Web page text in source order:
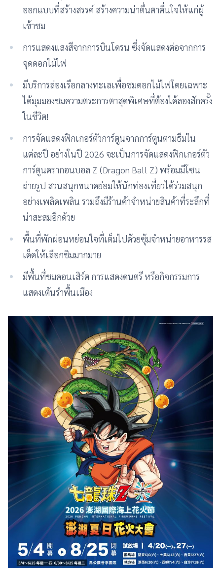
ออกแบบที่สร้างสรรค์ สร้างความน่าตื่นตาตื่นใจให้แก่ผู้
เข้าชม
การแสดงแสงสีจากการบินโดรน ซึ่งจัดแสดงต่อจากการ
จุดดอกไม้ไฟ
มีบริการล่องเรือกลางทะเลเพื่อชมดอกไม้ไฟโดยเฉพาะ
ได้มุมมองชมความตระการตาสุดพิเศษที่ต้องได้ลองสักครั้ง
ในชีวิต!
การจัดแสดงฟิกเกอร์ตัวการ์ตูนจากการ์ตูนตามธีมใน
แต่ละปี อย่างในปี 2026 จะเป็นการจัดแสดงฟิกเกอร์ตัว
การ์ตูนดรากอนบอล Z (Dragon Ball Z) พร้อมมีโซน
ถ่ายรูป สวนสนุกขนาดย่อมให้นักท่องเที่ยวได้ร่วมสนุก
อย่างเพลิดเพลิน รวมถึงมีร้านค้าจำหน่ายสินค้าที่ระลึกที่
น่าสะสมอีกด้วย
พื้นที่พักผ่อนหย่อนใจที่เต็มไปด้วยซุ้มจำหน่ายอาหารรส
เด็ดให้เลือกชิมมากมาย
มีพื้นที่ชมคอนเสิร์ต การแสดงดนตรี หรือกิจกรรมการ
แสดงเต้นรำพื้นเมือง